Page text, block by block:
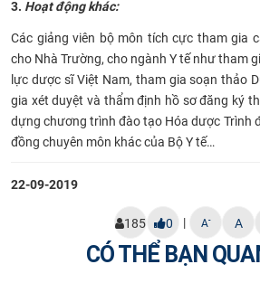
3. Hoạt động khác:
Các giảng viên bộ môn tích cực tham gia
cho Nhà Trường, cho ngành Y tế như tham
lực dược sĩ Việt Nam, tham gia soạn thảo
gia xét duyệt và thẩm định hồ sơ đăng ký
dựngchương trình đào tạo Hóa dược Trình
đồng chuyên môn khác của Bộ Y tế…
22-09-2019
185 0 | A- A
CÓ THỂ BẠN